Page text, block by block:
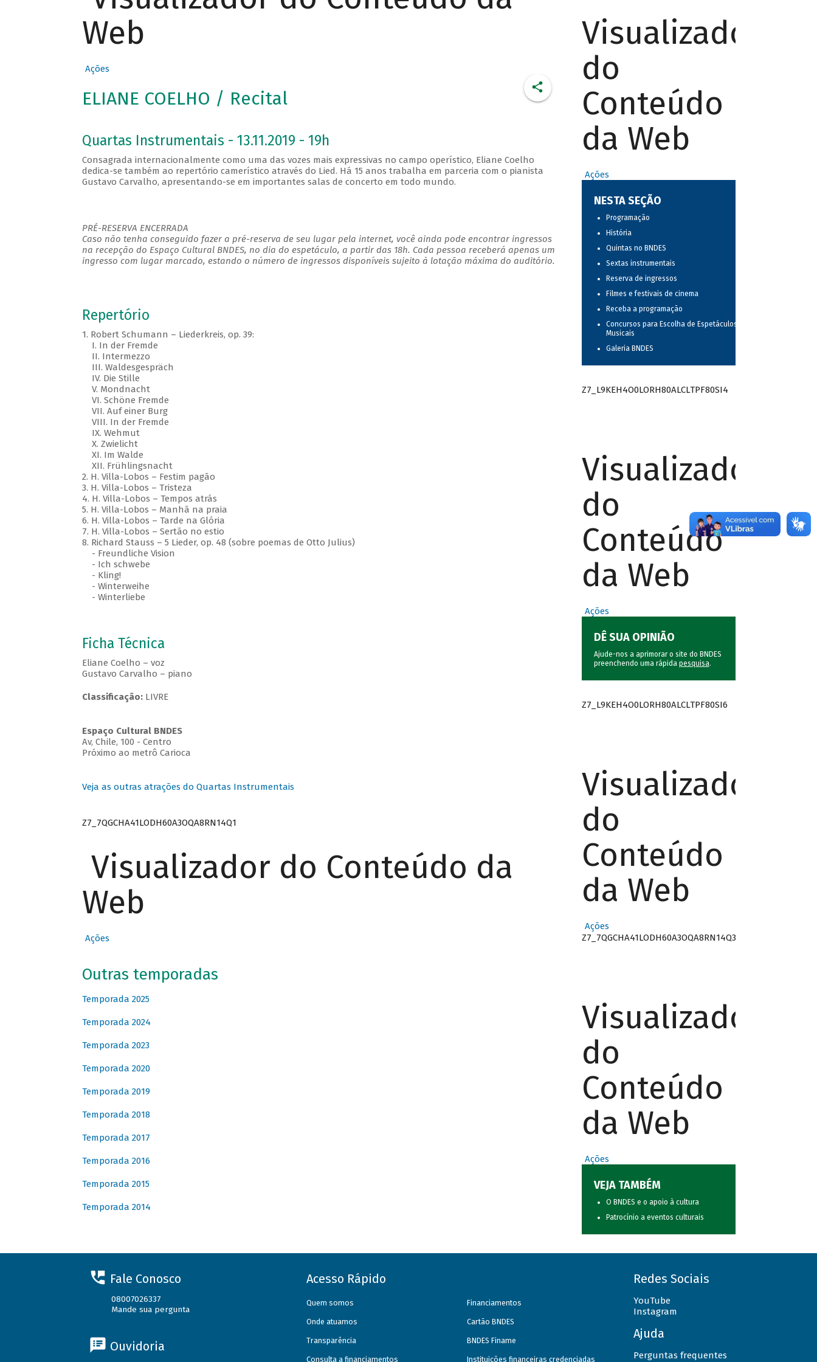
Web
Ações
ELIANE COELHO / Recital
Quartas Instrumentais - 13.11.2019 - 19h
Consagrada internacionalmente como uma das vozes mais expressivas no campo operístico, Eliane Coelho
dedica-se também ao repertório camerístico através do Lied. Há 15 anos trabalha em parceria com o pianista
Gustavo Carvalho, apresentando-se em importantes salas de concerto em todo mundo.
PRÉ-RESERVA ENCERRADA
Caso não tenha conseguido fazer a pré-reserva de seu lugar pela internet, você ainda pode encontrar ingressos
na recepção do Espaço Cultural BNDES, no dia do espetáculo, a partir das 18h. Cada pessoa receberá apenas um
ingresso com lugar marcado, estando o número de ingressos disponíveis sujeito à lotação máxima do auditório.
Repertório
1. Robert Schumann – Liederkreis, op. 39:
I. In der Fremde
II. Intermezzo
III. Waldesgespräch
IV. Die Stille
V. Mondnacht
VI. Schöne Fremde
VII. Auf einer Burg
VIII. In der Fremde
IX. Wehmut
X. Zwielicht
XI. Im Walde
XII. Frühlingsnacht
2. H. Villa-Lobos – Festim pagão
3. H. Villa-Lobos – Tristeza
4. H. Villa-Lobos – Tempos atrás
5. H. Villa-Lobos – Manhã na praia
6. H. Villa-Lobos – Tarde na Glória
7. H. Villa-Lobos – Sertão no estio
8. Richard Stauss – 5 Lieder, op. 48 (sobre poemas de Otto Julius)
- Freundliche Vision
- Ich schwebe
- Kling!
- Winterweihe
- Winterliebe
Ficha Técnica
Eliane Coelho – voz
Gustavo Carvalho – piano
Classificação: LIVRE
Espaço Cultural BNDES
Av, Chile, 100 - Centro
Próximo ao metrô Carioca
Veja as outras atrações do Quartas Instrumentais
Z7_7QGCHA41LODH60A3OQA8RN14Q1
Visualizador do Conteúdo da
Web
Ações
Outras temporadas
Temporada 2025
Temporada 2024
Temporada 2023
Temporada 2020
Temporada 2019
Temporada 2018
Temporada 2017
Temporada 2016
Temporada 2015
Temporada 2014
Visualizador
do
Conteúdo
da Web
Ações
NESTA SEÇÃO
Programação
História
Quintas no BNDES
Sextas instrumentais
Reserva de ingressos
Filmes e festivais de cinema
Receba a programação
Concursos para Escolha de Espetáculos
Musicais
Galeria BNDES
Z7_L9KEH4O0LORH80ALCLTPF80SI4
Visualizador
do
Conteúdo
da Web
Ações
DÊ SUA OPINIÃO
Ajude-nos a aprimorar o site do BNDES
preenchendo uma rápida pesquisa.
Z7_L9KEH4O0LORH80ALCLTPF80SI6
Visualizador
do
Conteúdo
da Web
Ações
Z7_7QGCHA41LODH60A3OQA8RN14Q3
Visualizador
do
Conteúdo
da Web
Ações
VEJA TAMBÉM
O BNDES e o apoio à cultura
Patrocínio a eventos culturais
Fale Conosco
08007026337
Mande sua pergunta
Ouvidoria
Acesso Rápido
Quem somos
Onde atuamos
Transparência
Consulta a financiamentos
Financiamentos
Cartão BNDES
BNDES Finame
Instituições financeiras credenciadas
Redes Sociais
YouTube
Instagram
Ajuda
Perguntas frequentes